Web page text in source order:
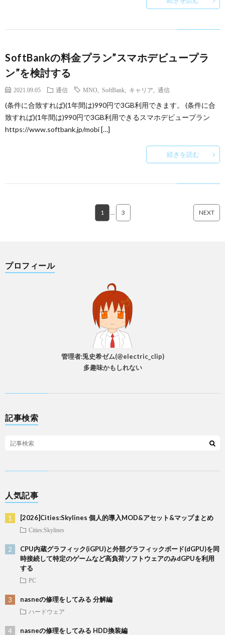
SoftBankの料金プラン”スマホデビュープラ
ン”を検討する
2021.09.05 通信 MNO SoftBank キャリア 通信
(条件に合致すれば)(1年間は)990円で3GB利用できます。 (条件に合
致すれば)(1年間は)990円で3GB利用できるスマホデビュープラン
https://www.softbank.jp/mobi […]
続きを読む
1 … 3 NEXT
プロフィール
管理者:兎史希ゼム(@electric_clip)
多趣味かもしれない
記事検索
人気記事
[2026]Cities:Skylines 個人的導入MOD&アセット&マップまとめ
Cities:Skylines
CPU内蔵グラフィック(iGPU)と外部グラフィックボード(dGPU)を同
時接続して特定のゲームなど高負荷ソフトウェアのみdGPUを利用
する
PC
nasneの修理をしてみる 分解編
ハードウェア
nasneの修理をしてみる HDD換装編